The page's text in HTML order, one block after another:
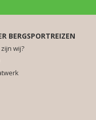
BERGSPORTREIZEN
wij?